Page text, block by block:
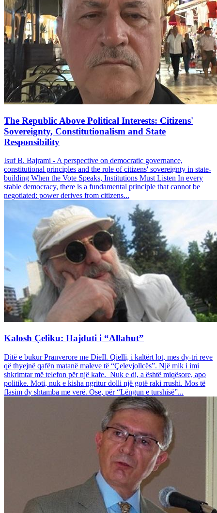
The Republic Above Political Interests: Citizens'
Sovereignty, Constitutionalism and State
Responsibility
Isuf B. Bajrami - A perspective on democratic governance,
constitutional principles and the role of citizens' sovereignty in state-
building When the Vote Speaks, Institutions Must Listen In every
stable democracy, there is a fundamental principle that cannot be
negotiated: power derives from citizens...
Kalosh Çeliku: Hajduti i “Allahut”
Ditë e bukur Pranverore me DieIl. Qielli, i kaltërt lot, mes dy-tri reve
që thyejnë qafën matanë maleve të “Çelevjollcës”. Një mik i imi
shkrimtar më telefon për një kafe. Nuk e di, a është miqësore, apo
politike. Moti, nuk e kisha ngritur dolli një gotë raki rrushi. Mos të
flasim dy shtamba me verë. Ose, për “Lëngun e turshisë”...